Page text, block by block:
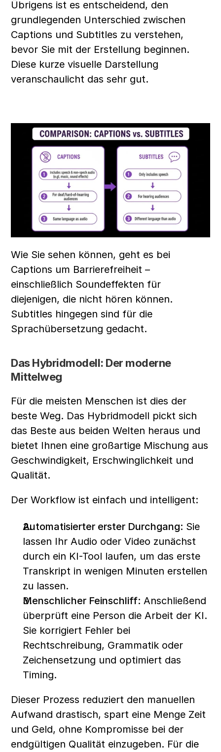
Übrigens ist es entscheidend, den
grundlegenden Unterschied zwischen
Captions und Subtitles zu verstehen,
bevor Sie mit der Erstellung beginnen.
Diese kurze visuelle Darstellung
veranschaulicht das sehr gut.
Wie Sie sehen können, geht es bei
Captions um Barrierefreiheit –
einschließlich Soundeffekten für
diejenigen, die nicht hören können.
Subtitles hingegen sind für die
Sprachübersetzung gedacht.
Das Hybridmodell: Der moderne
Mittelweg
Für die meisten Menschen ist dies der
beste Weg. Das Hybridmodell pickt sich
das Beste aus beiden Welten heraus und
bietet Ihnen eine großartige Mischung aus
Geschwindigkeit, Erschwinglichkeit und
Qualität.
Der Workflow ist einfach und intelligent:
Automatisierter erster Durchgang: Sie
lassen Ihr Audio oder Video zunächst
durch ein KI-Tool laufen, um das erste
Transkript in wenigen Minuten erstellen
zu lassen.
Menschlicher Feinschliff: Anschließend
überprüft eine Person die Arbeit der KI.
Sie korrigiert Fehler bei
Rechtschreibung, Grammatik oder
Zeichensetzung und optimiert das
Timing.
Dieser Prozess reduziert den manuellen
Aufwand drastisch, spart eine Menge Zeit
und Geld, ohne Kompromisse bei der
endgültigen Qualität einzugeben. Für die